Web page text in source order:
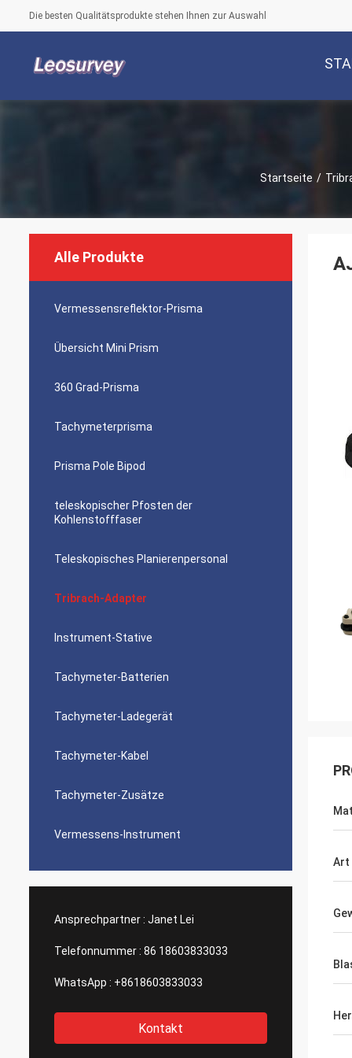
Die besten Qualitätsprodukte stehen Ihnen zur Auswahl
Startseite /
Alle Produkte
Vermessensreflektor-Prisma
Übersicht Mini Prism
360 Grad-Prisma
Tachymeterprisma
Prisma Pole Bipod
teleskopischer Pfosten der
Kohlenstofffaser
Teleskopisches Planierenpersonal
Tribrach-Adapter
Instrument-Stative
Tachymeter-Batterien
Tachymeter-Ladegerät
Tachymeter-Kabel
Tachymeter-Zusätze
Vermessens-Instrument
Ansprechpartner : Janet Lei
Telefonnummer : 86 18603833033
WhatsApp : +8618603833033
Kontakt
Art